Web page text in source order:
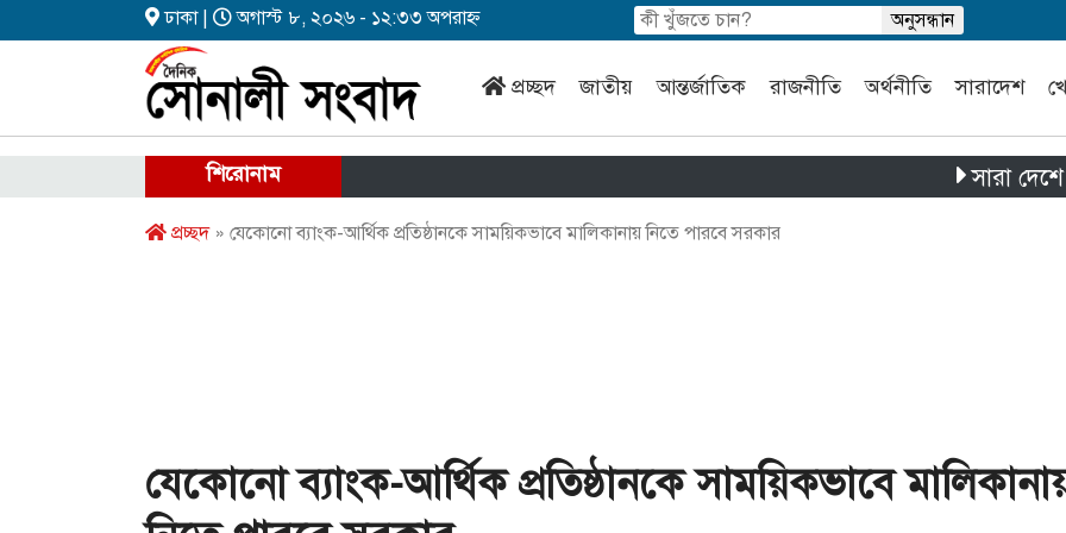
ঢাকা | অগাস্ট ৮, ২০২৬ - ১২:৩৩ অপরাহ্ন
প্রচ্ছদ জাতীয় আন্তর্জাতিক রাজনীতি অর্থনীতি সারাদেশ
শিরোনাম সারা দেশে পৃথক
প্রচ্ছদ» যেকোনো ব্যাংক-আর্থিক প্রতিষ্ঠানকে সাময়িকভাবে মালিকানায় নিতে পারবে সরকার
যেকোনো ব্যাংক-আর্থিক প্রতিষ্ঠানকে সাময়িকভাবে